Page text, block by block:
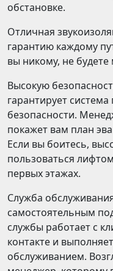
обстановке.
Отличная
гарантию каждому
вы никому, не
Высокую
гарантирует
безопасности.
покажет вам план
Если вы боитесь,
пользоваться
первых этажах.
Служба
самостоятельным
службы работает с
контакте и
обслуживанием.